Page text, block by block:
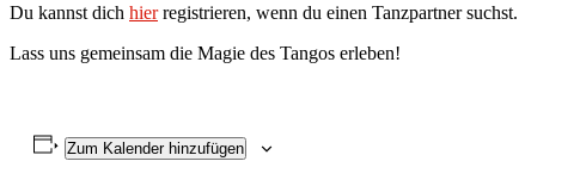
Du kannst dich hierregistrieren, wenn du einen Tanzpartner suchst.
Lass uns gemeinsam die Magie des Tangos erleben!
Zum Kalender hinzufügen